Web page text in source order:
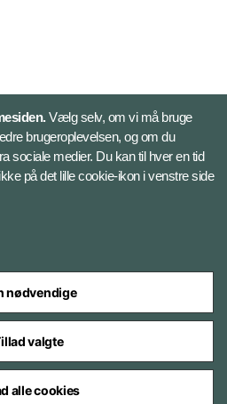
under Forsvarsministeriet
Vælg selv, om vi må bruge
brugeroplevelsen, og om du
sociale medier. Du kan til hver en tid
på det lille cookie-ikon i venstre side
nødvendige
valgte
alle cookies